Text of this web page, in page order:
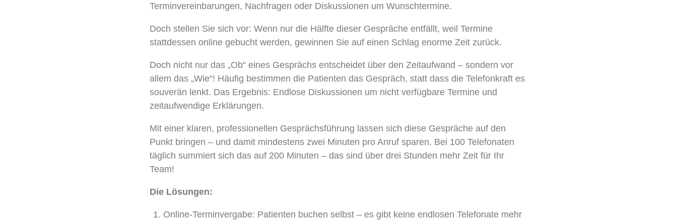
Terminvereinbarungen, Nachfragen oder Diskussionen um Wunschtermine.
Doch stellen Sie sich vor: Wenn nur die Hälfte dieser Gespräche entfällt, weil Termine
stattdessen online gebucht werden, gewinnen Sie auf einen Schlag enorme Zeit zurück.
Doch nicht nur das „Ob“ eines Gesprächs entscheidet über den Zeitaufwand – sondern vor
allem das „Wie“! Häufig bestimmen die Patienten das Gespräch, statt dass die Telefonkraft es
souverän lenkt. Das Ergebnis: Endlose Diskussionen um nicht verfügbare Termine und
zeitaufwendige Erklärungen.
Mit einer klaren, professionellen Gesprächsführung lassen sich diese Gespräche auf den
Punkt bringen – und damit mindestens zwei Minuten pro Anruf sparen. Bei 100 Telefonaten
täglich summiert sich das auf 200 Minuten – das sind über drei Stunden mehr Zeit für Ihr
Team!
Die Lösungen:
Online-Terminvergabe: Patienten buchen selbst – es gibt keine endlosen Telefonate mehr